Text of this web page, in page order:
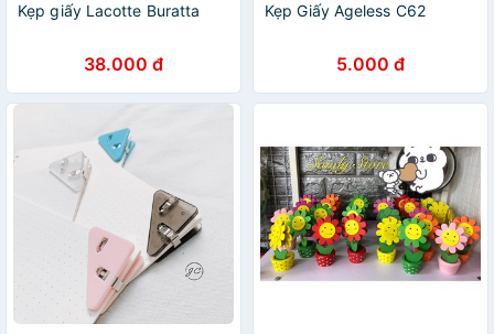
Kẹp giấy Lacotte Buratta
38.000 đ
Kẹp Giấy Ageless C62
5.000 đ